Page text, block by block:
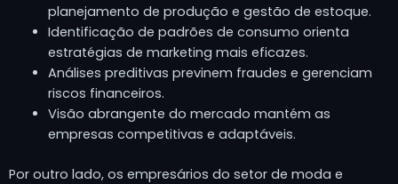
planejamento de produção e gestão de estoque.
Identificação de padrões de consumo orienta
estratégias de marketing mais eficazes.
Análises preditivas previnem fraudes e gerenciam
riscos financeiros.
Visão abrangente do mercado mantém as
empresas competitivas e adaptáveis.
Por outro lado, os empresários do setor de moda e